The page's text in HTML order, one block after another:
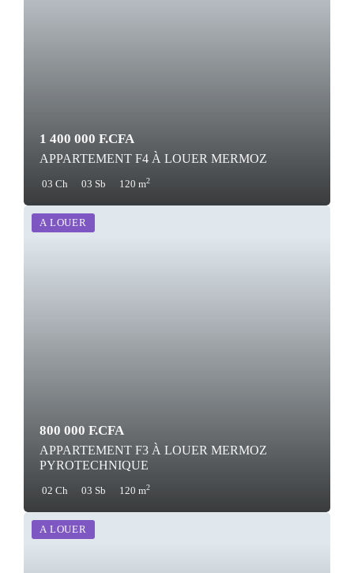
1 400 000 F.CFA
APPARTEMENT F4 À LOUER MERMOZ
03 Ch 03 Sb 120 m2
A LOUER
800 000 F.CFA
APPARTEMENT F3 À LOUER MERMOZ
PYROTECHNIQUE
02 Ch 03 Sb 120 m2
A LOUER